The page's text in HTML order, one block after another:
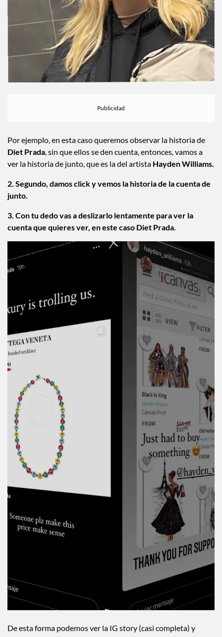
Por ejemplo, en esta caso queremos observar la historia de
Diet Prada, sin que ellos se den cuenta, entonces, vamos a
ver la historia de junto, que es la del artista Hayden Williams.
2. Segundo, damos click y vemos la historia de la cuenta de
junto.
3. Con tu dedo vas a deslizarlo lentamente para ver la
cuenta que quieres ver, en este caso Diet Prada.
De esta forma podemos ver la IG story (casi completa) y